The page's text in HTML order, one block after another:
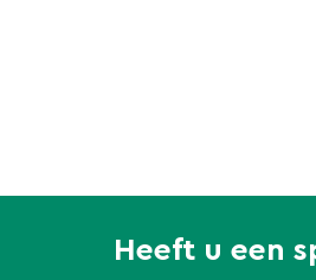
Heeft u een